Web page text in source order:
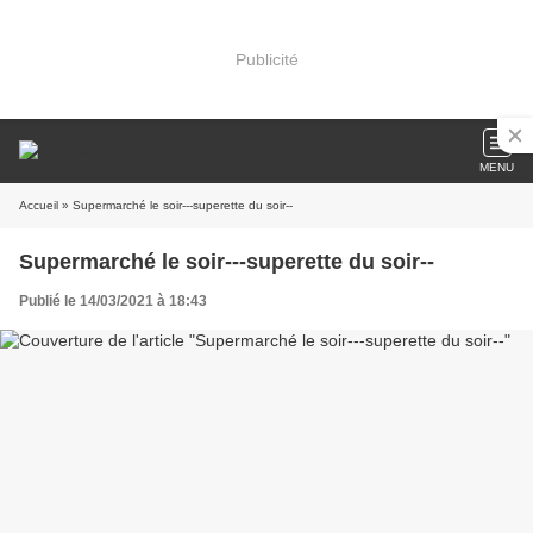
Publicité
MENU
Accueil » Supermarché le soir---superette du soir--
Supermarché le soir---superette du soir--
Publié le 14/03/2021 à 18:43